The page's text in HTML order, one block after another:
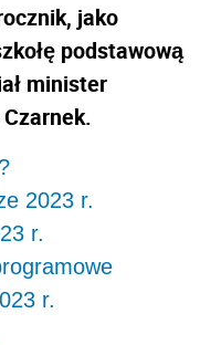
jako
podstawową
minister
2023 r.
r.
r.